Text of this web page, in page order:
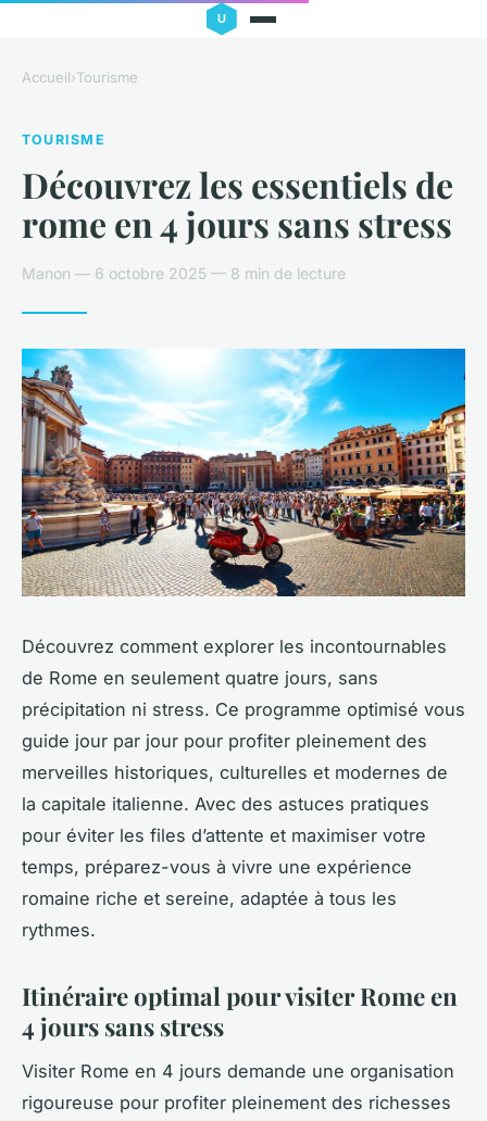
Accueil›Tourisme
TOURISME
Découvrez les essentiels de
rome en 4 jours sans stress
Manon — 6 octobre 2025 — 8 min de lecture
Découvrez comment explorer les incontournables
de Rome en seulement quatre jours, sans
précipitation ni stress. Ce programme optimisé vous
guide jour par jour pour profiter pleinement des
merveilles historiques, culturelles et modernes de
la capitale italienne. Avec des astuces pratiques
pour éviter les files d’attente et maximiser votre
temps, préparez-vous à vivre une expérience
romaine riche et sereine, adaptée à tous les
rythmes.
Itinéraire optimal pour visiter Rome en
4 jours sans stress
Visiter Rome en 4 jours demande une organisation
rigoureuse pour profiter pleinement des richesses